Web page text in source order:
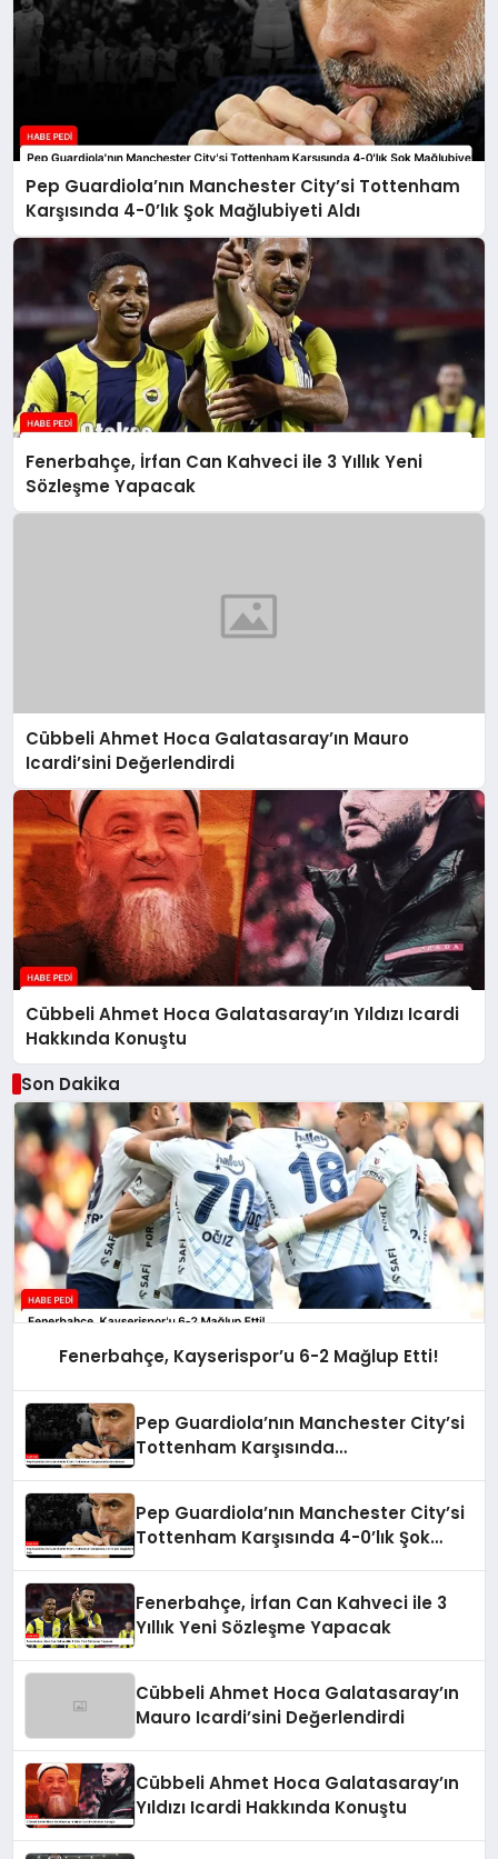
Pep Guardiola’nın Manchester City’si Tottenham
Karşısında 4-0’lık Şok Mağlubiyeti Aldı
Fenerbahçe, İrfan Can Kahveci ile 3 Yıllık Yeni
Sözleşme Yapacak
Cübbeli Ahmet Hoca Galatasaray’ın Mauro
Icardi’sini Değerlendirdi
Cübbeli Ahmet Hoca Galatasaray’ın Yıldızı Icardi
Hakkında Konuştu
Son Dakika
Fenerbahçe, Kayserispor’u 6-2 Mağlup Etti!
Pep Guardiola’nın Manchester City’si
Tottenham Karşısında
Pep Guardiola’nın Manchester City’si
Tottenham Karşısında 4-0’lık Şok
Fenerbahçe, İrfan Can Kahveci ile 3
Yıllık Yeni Sözleşme Yapacak
Cübbeli Ahmet Hoca Galatasaray’ın
Mauro Icardi’sini Değerlendirdi
Cübbeli Ahmet Hoca Galatasaray’ın
Yıldızı Icardi Hakkında Konuştu